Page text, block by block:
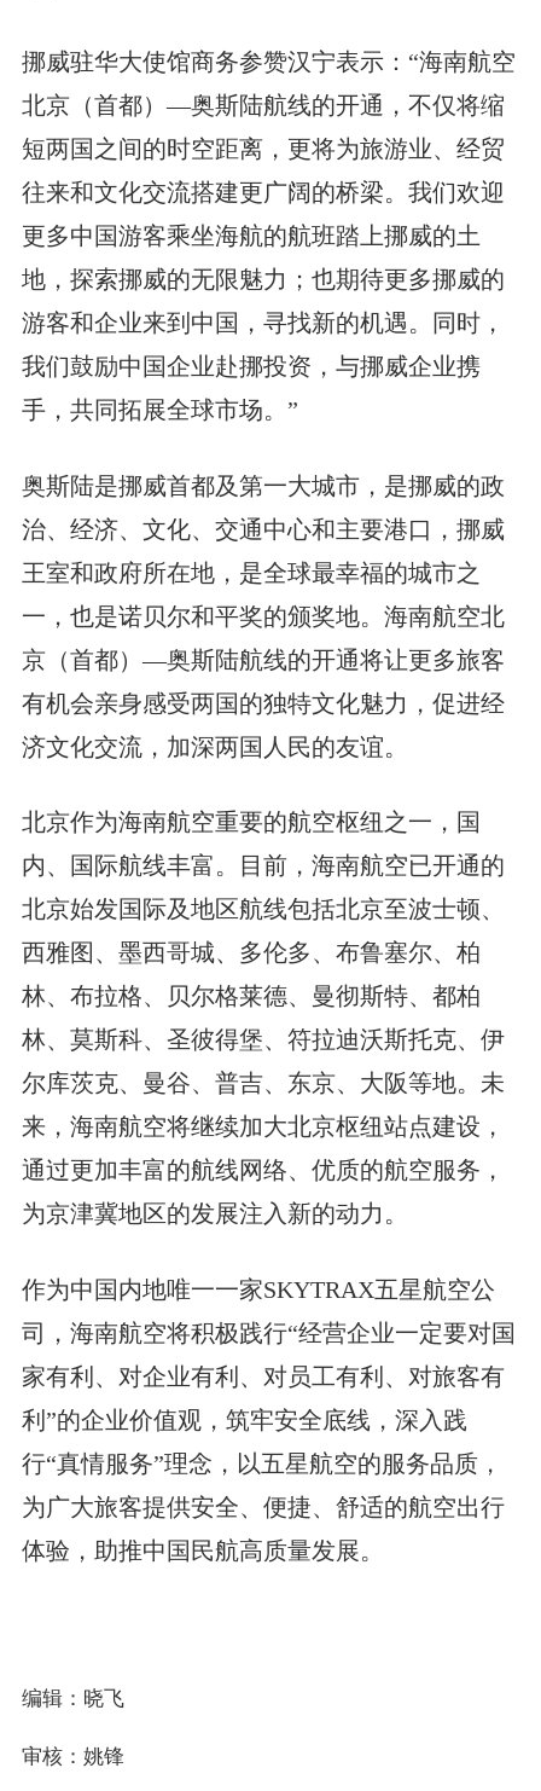
挪威驻华大使馆商务参赞汉宁表示：“海南航空
北京（首都）—奥斯陆航线的开通，不仅将缩
短两国之间的时空距离，更将为旅游业、经贸
往来和文化交流搭建更广阔的桥梁。我们欢迎
更多中国游客乘坐海航的航班踏上挪威的土
地，探索挪威的无限魅力；也期待更多挪威的
游客和企业来到中国，寻找新的机遇。同时，
我们鼓励中国企业赴挪投资，与挪威企业携
手，共同拓展全球市场。”
奥斯陆是挪威首都及第一大城市，是挪威的政
治、经济、文化、交通中心和主要港口，挪威
王室和政府所在地，是全球最幸福的城市之
一，也是诺贝尔和平奖的颁奖地。海南航空北
京（首都）—奥斯陆航线的开通将让更多旅客
有机会亲身感受两国的独特文化魅力，促进经
济文化交流，加深两国人民的友谊。
北京作为海南航空重要的航空枢纽之一，国
内、国际航线丰富。目前，海南航空已开通的
北京始发国际及地区航线包括北京至波士顿、
西雅图、墨西哥城、多伦多、布鲁塞尔、柏
林、布拉格、贝尔格莱德、曼彻斯特、都柏
林、莫斯科、圣彼得堡、符拉迪沃斯托克、伊
尔库茨克、曼谷、普吉、东京、大阪等地。未
来，海南航空将继续加大北京枢纽站点建设，
通过更加丰富的航线网络、优质的航空服务，
为京津冀地区的发展注入新的动力。
作为中国内地唯一一家SKYTRAX五星航空公
司，海南航空将积极践行“经营企业一定要对国
家有利、对企业有利、对员工有利、对旅客有
利”的企业价值观，筑牢安全底线，深入践
行“真情服务”理念，以五星航空的服务品质，
为广大旅客提供安全、便捷、舒适的航空出行
体验，助推中国民航高质量发展。
编辑：晓飞
审核：姚锋